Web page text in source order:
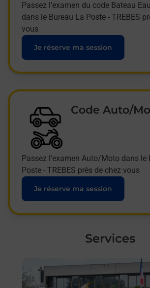
Passez l'examen du code Bateau
dans le Bureau La Poste - TREBES
vous
Je réserve ma session
Code Auto/
Passez l'examen Auto/Moto dans le
Poste - TREBES près de chez vous
Je réserve ma session
Services
En savoir plus